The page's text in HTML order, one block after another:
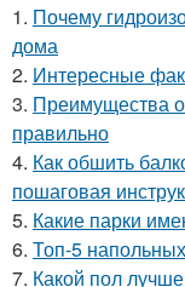
1. Почему
дома
2. Интересные
3. Преимущества
правильно
4. Как обшить
пошаговая
5. Какие парки
6. Топ-5
7. Какой пол